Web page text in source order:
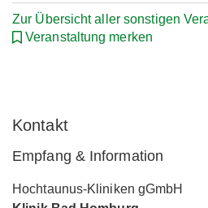
Zur Übersicht aller sonstigen
Veranstaltung merken
Kontakt
Empfang & Information
Hochtaunus-Kliniken gGmbH